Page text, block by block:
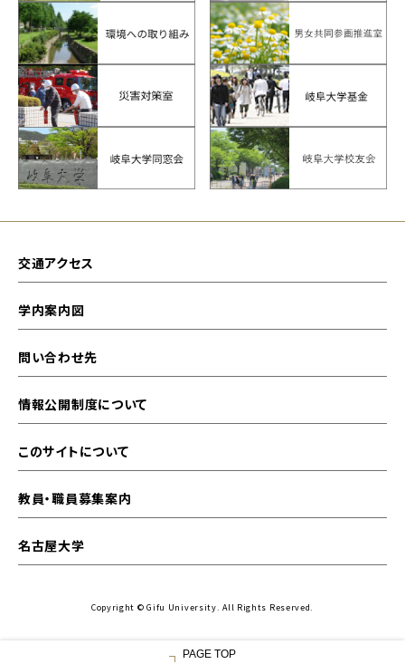
PAGE TOP
交通アクセス
学内案内図
問い合わせ先
情報公開制度について
このサイトについて
教員・職員募集案内
名古屋大学
Copyright © Gifu University. All Rights Reserved.